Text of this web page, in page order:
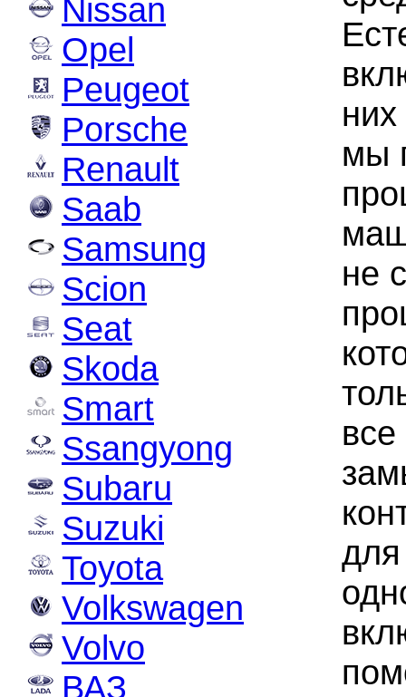
Nissan
Opel
Peugeot
Porsche
Renault
Saab
Samsung
Scion
Seat
Skoda
Smart
Ssangyong
Subaru
Suzuki
Toyota
Volkswagen
Volvo
ВАЗ
мы
не
для